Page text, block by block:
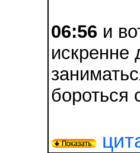
06:56 и
искренне
бороться